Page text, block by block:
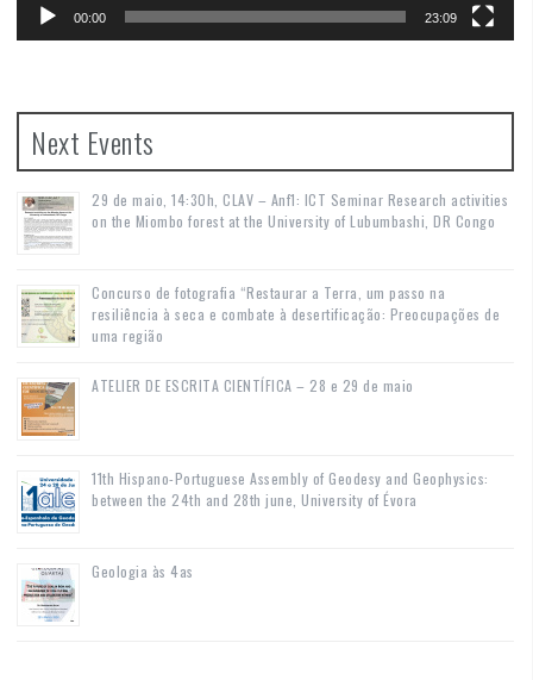
00:00 23:09
Next Events
29 de maio, 14:30h, CLAV – Anf1: ICT Seminar Research activities
on the Miombo forest at the University of Lubumbashi, DR Congo
Concurso de fotografia “Restaurar a Terra, um passo na
resiliência à seca e combate à desertificação: Preocupações de
uma região
ATELIER DE ESCRITA CIENTÍFICA – 28 e 29 de maio
11th Hispano-Portuguese Assembly of Geodesy and Geophysics:
between the 24th and 28th june, University of Évora
Geologia às 4as